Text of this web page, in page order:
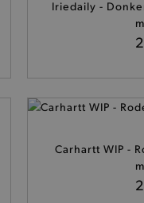
Iriedaily -
Carhartt WIP -